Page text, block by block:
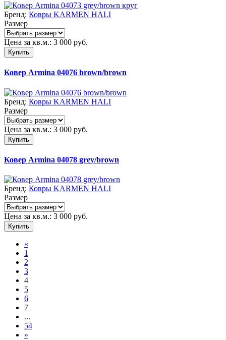
Бренд: Ковры KARMEN HALI
Размер
Цена за кв.м.: 3 000 руб.
Купить
Ковер Armina 04076 brown/brown
Бренд: Ковры KARMEN HALI
Размер
Цена за кв.м.: 3 000 руб.
Купить
Ковер Armina 04078 grey/brown
Бренд: Ковры KARMEN HALI
Размер
Цена за кв.м.: 3 000 руб.
Купить
«
1
2
3
4
5
6
7
...
54
»